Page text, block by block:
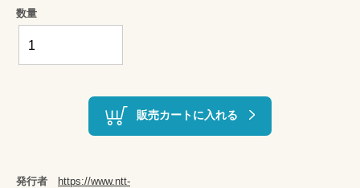
数量
販売カートに入れる
発行者
https://www.ntt-